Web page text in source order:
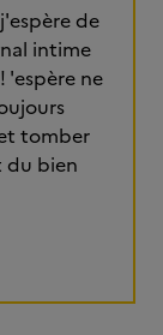
de
intime
'espère ne
tomber
du bien